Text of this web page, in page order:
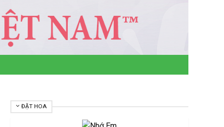
ĐẶT HOA